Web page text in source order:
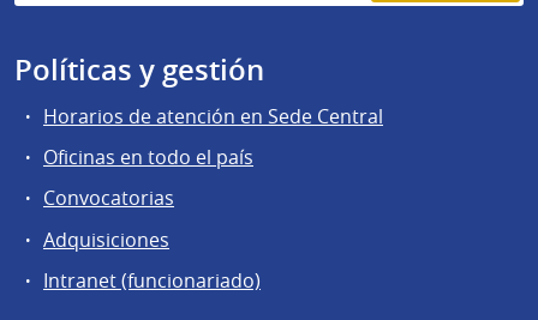
Políticas y gestión
Horarios de atención en Sede Central
Oficinas en todo el país
Convocatorias
Adquisiciones
Intranet (funcionariado)